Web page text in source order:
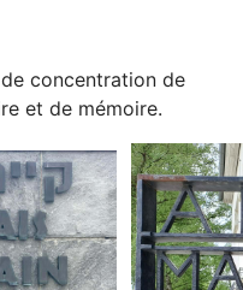
concentration de
et de mémoire.